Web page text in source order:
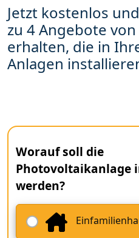
Jetzt kostenlos
zu 4 Angebote
erhalten, die in
Anlagen
Worauf soll die
Photovoltaikanlage
werden?